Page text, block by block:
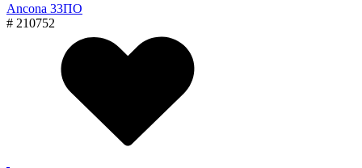
Ancona 33ПО
# 210752